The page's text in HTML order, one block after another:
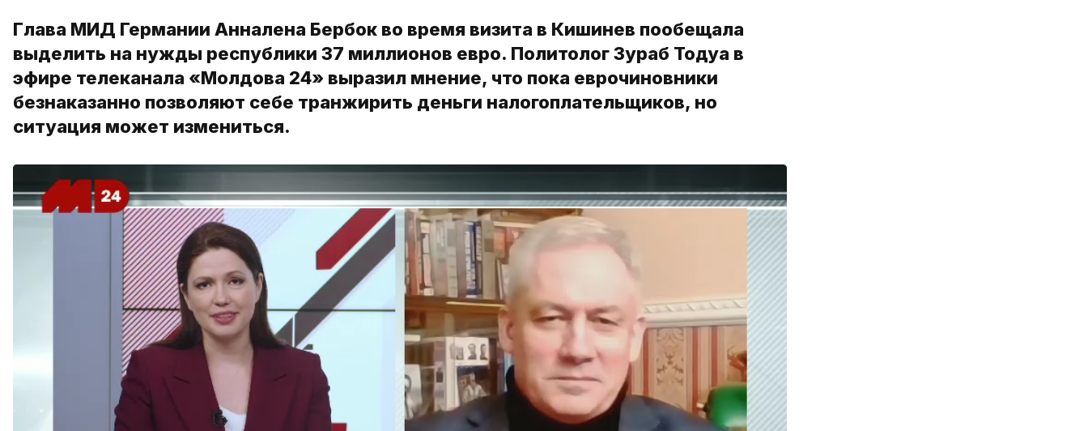
Глава МИД Германии Анналена Бербок во время визита в Кишинев пообещала
выделить на нужды республики 37 миллионов евро. Политолог Зураб Тодуа в
эфире телеканала «Молдова 24» выразил мнение, что пока еврочиновники
безнаказанно позволяют себе транжирить деньги налогоплательщиков, но
ситуация может измениться.